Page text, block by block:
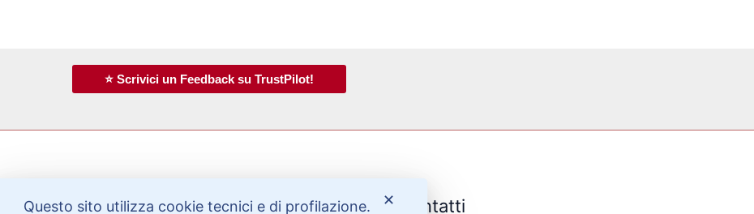
⭐ Scrivici un Feedback su TrustPilot!
Bisogno di aiuto? Contatti
✕
Questo sito utilizza cookie tecnici e di profilazione.